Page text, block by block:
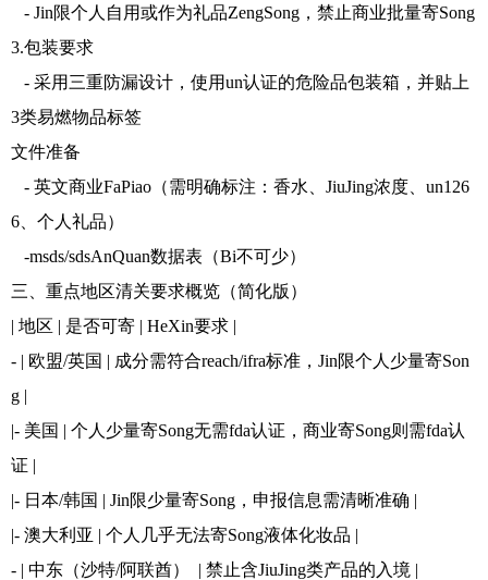
- Jin限个人自用或作为礼品ZengSong，禁止商业批量寄Song
3.包装要求
- 采用三重防漏设计，使用un认证的危险品包装箱，并贴上
3类易燃物品标签
文件准备
- 英文商业FaPiao（需明确标注：香水、JiuJing浓度、un126
6、个人礼品）
-msds/sdsAnQuan数据表（Bi不可少）
三、重点地区清关要求概览（简化版）
| 地区 | 是否可寄 | HeXin要求 |
- | 欧盟/英国 | 成分需符合reach/ifra标准，Jin限个人少量寄Son
g |
|- 美国 | 个人少量寄Song无需fda认证，商业寄Song则需fda认
证 |
|- 日本/韩国 | Jin限少量寄Song，申报信息需清晰准确 |
|- 澳大利亚 | 个人几乎无法寄Song液体化妆品 |
- | 中东（沙特/阿联酋） | 禁止含JiuJing类产品的入境 |